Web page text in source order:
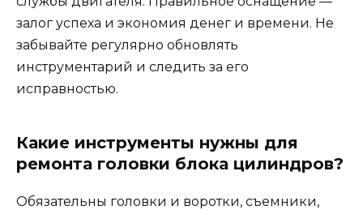
залог успеха и экономия денег и времени. Не
забывайте регулярно обновлять
инструментарий и следить за его
исправностью.
Какие инструменты нужны для
ремонта головки блока цилиндров?
Обязательны головки и воротки, съемники,